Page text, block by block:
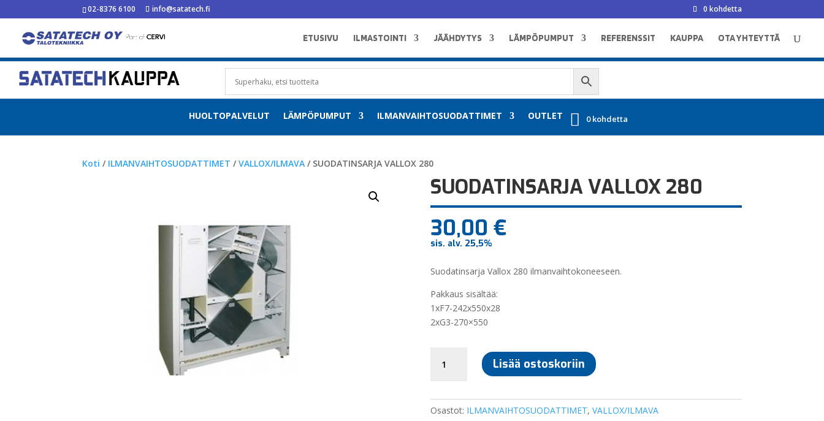
02-8376 6100 info@satatech.fi 0 kohdetta
ETUSIVU ILMASTOINTI JÄÄHDYTYS LÄMPÖPUMPUT REFERENSSIT KAUPPA OTA YHTEYTTÄ
HUOLTOPALVELUT LÄMPÖPUMPUT ILMANVAIHTOSUODATTIMET OUTLET 0 kohdetta
Koti / ILMANVAIHTOSUODATTIMET /VALLOX/ILMAVA / SUODATINSARJA VALLOX 280
SUODATINSARJA VALLOX 280
30,00 €
sis. alv. 25,5%
Suodatinsarja Vallox 280 ilmanvaihtokoneeseen.
Pakkaus sisältää:
1xF7-242x550x28
2xG3-270×550
SUODATINSARJA
VALLOX
Lisää ostoskoriin
Osastot: ILMANVAIHTOSUODATTIMET, VALLOX/ILMAVA